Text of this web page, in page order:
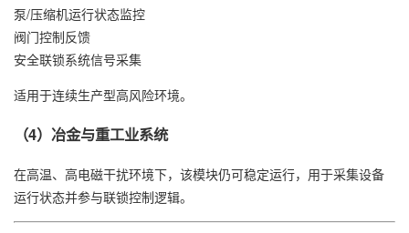
泵/压缩机运行状态监控
阀门控制反馈
安全联锁系统信号采集
适用于连续生产型高风险环境。
（4）冶金与重工业系统
在高温、高电磁干扰环境下，该模块仍可稳定运行，用于采集设备
运行状态并参与联锁控制逻辑。